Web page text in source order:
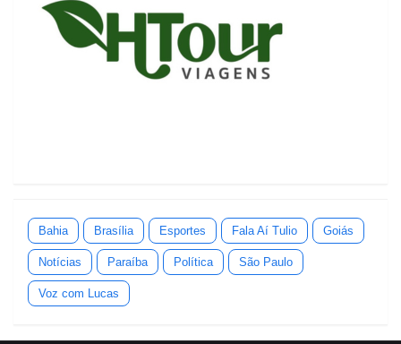
Bahia Brasília Esportes Fala Aí Tulio Goiás
Notícias Paraíba Política São Paulo
Voz com Lucas